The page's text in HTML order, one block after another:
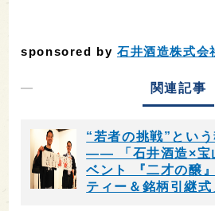
sponsored by石井酒造株式会
関連記事
“若者の挑戦”とい
―― 「石井酒造×宝
ベント 『二才の醸
ティー＆銘柄引継式